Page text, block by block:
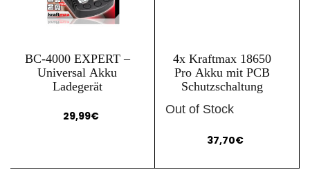
BC-4000 EXPERT –
Universal Akku
Ladegerät
29,99€
4x Kraftmax 18650
Pro Akku mit PCB
Schutzschaltung
Out of Stock
37,70€